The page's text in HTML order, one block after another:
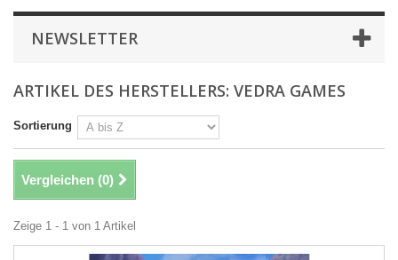
NEWSLETTER
ARTIKEL DES HERSTELLERS: VEDRA GAMES
Sortierung
Vergleichen (0)
Zeige 1 - 1 von 1 Artikel